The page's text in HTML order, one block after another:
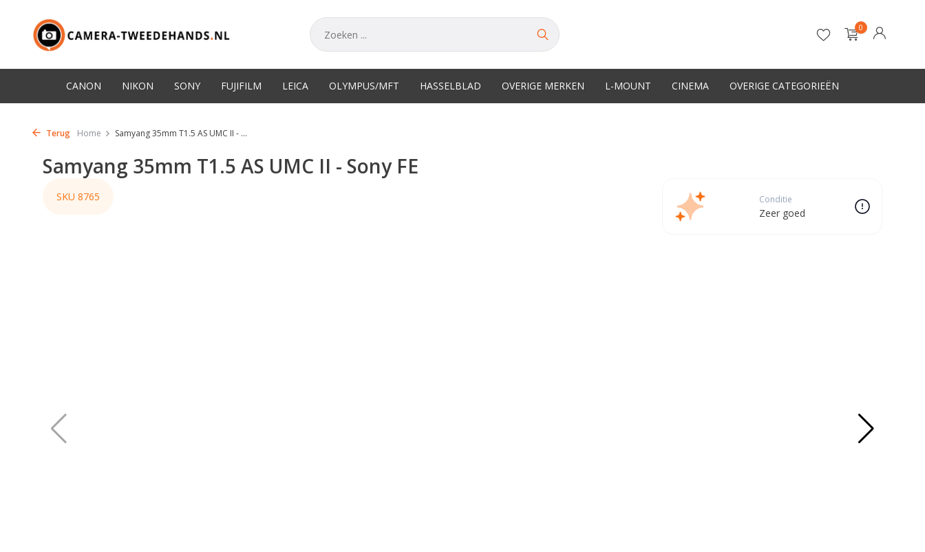
0
CANON NIKON SONY FUJIFILM LEICA OLYMPUS/MFT HASSELBLAD OVERIGE MERKEN L-MOUNT CINEMA OVERIGE CATEGORIEËN
Terug Home Samyang 35mm T1.5 AS UMC II - ...
Samyang 35mm T1.5 AS UMC II - Sony FE
SKU 8765 Conditie
Zeer goed